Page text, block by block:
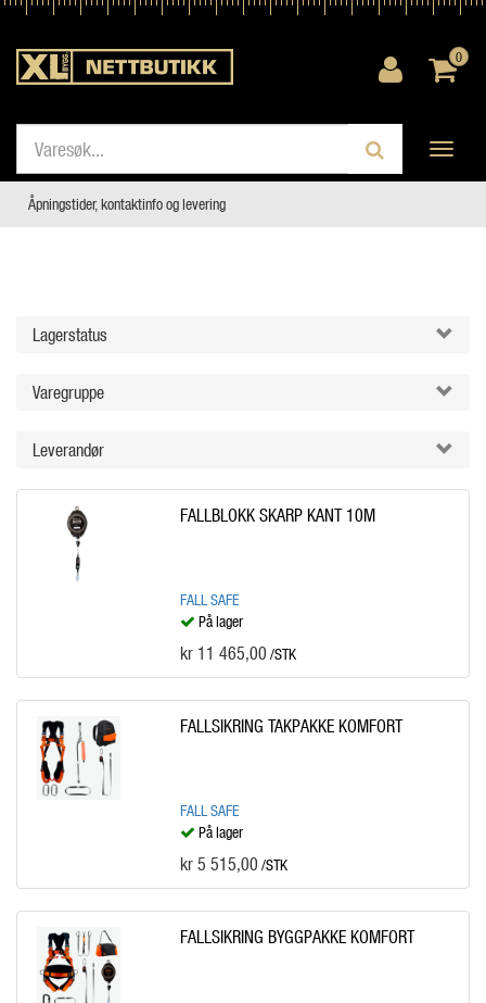
0
Toggle
Åpningstider, kontaktinfo og levering
Lagerstatus
Varegruppe
Leverandør
FALLBLOKK SKARP KANT 10M
FALL SAFE
På lager
kr 11 465,00 /STK
FALLSIKRING TAKPAKKE KOMFORT
FALL SAFE
På lager
kr 5 515,00 /STK
FALLSIKRING BYGGPAKKE KOMFORT